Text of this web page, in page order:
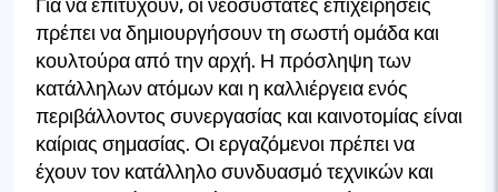
Για να επιτύχουν, οι νεοσύστατες επιχειρήσεις
πρέπει να δημιουργήσουν τη σωστή ομάδα και
κουλτούρα από την αρχή. Η πρόσληψη των
κατάλληλων ατόμων και η καλλιέργεια ενός
περιβάλλοντος συνεργασίας και καινοτομίας είναι
καίριας σημασίας. Οι εργαζόμενοι πρέπει να
έχουν τον κατάλληλο συνδυασμό τεχνικών και